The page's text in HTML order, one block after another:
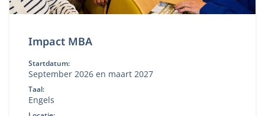
Impact MBA
Startdatum:
September 2026 en maart 2027
Taal:
Engels